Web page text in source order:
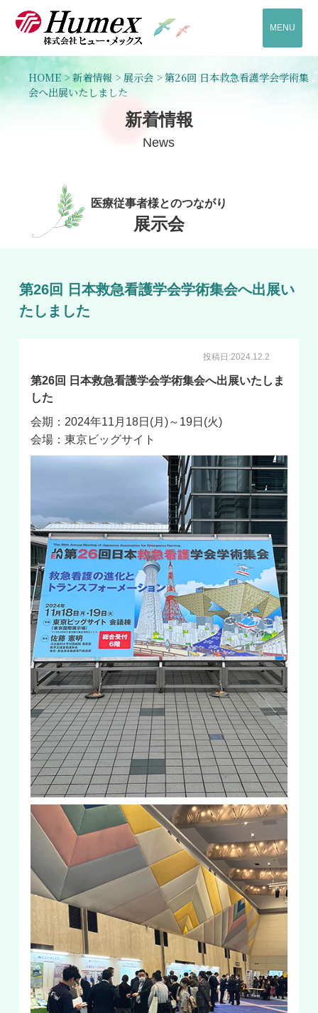
MENU
HOME> 新着情報 > 展示会 > 第26回 日本救急看護学会学術集
会へ出展いたしました
新着情報
News
医療従事者様とのつながり
展示会
第26回 日本救急看護学会学術集会へ出展い
たしました
投稿日:2024.12.2
第26回 日本救急看護学会学術集会へ出展いたしま
した
会期：2024年11月18日(月)～19日(火)
会場：東京ビッグサイト